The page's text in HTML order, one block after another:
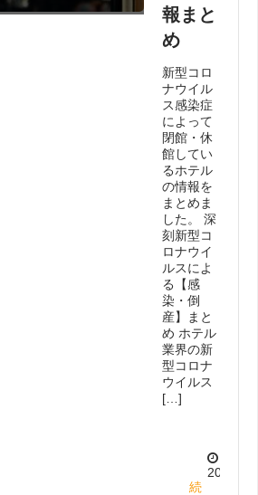
報まと
め
新型コロ
ナウイル
ス感染症
によって
閉館・休
館してい
るホテル
の情報を
まとめま
した。 深
刻新型コ
ロナウイ
ルスによ
る【感
染・倒
産】まと
め ホテル
業界の新
型コロナ
ウイルス
[…]
続